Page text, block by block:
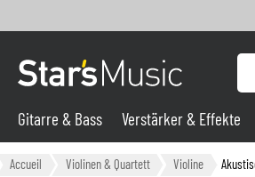
Gitarre & Bass
Gitarre & Bass Verstärker & Effekte
Accueil Violinen & Quartett Violine